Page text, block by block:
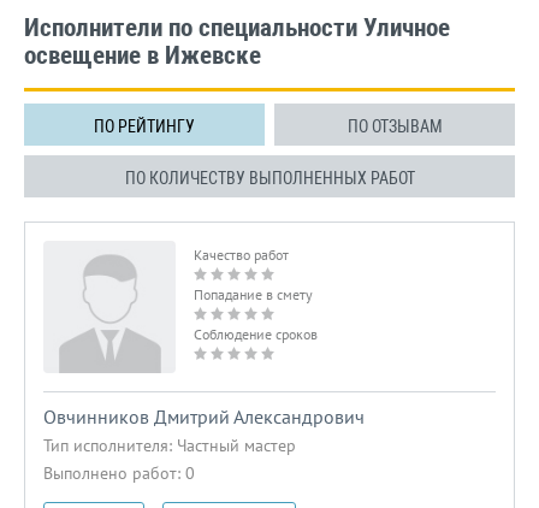
Исполнители по специальности Уличное
освещение в Ижевске
ПО РЕЙТИНГУ ПО ОТЗЫВАМ
ПО КОЛИЧЕСТВУ ВЫПОЛНЕННЫХ РАБОТ
Качество работ
Попадание в смету
Соблюдение сроков
Овчинников Дмитрий Александрович
Тип исполнителя: Частный мастер
Выполнено работ: 0